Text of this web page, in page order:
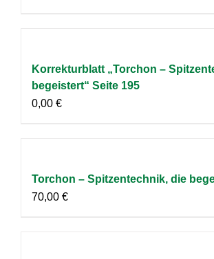
Korrekturblatt „Torchon –
begeistert“ Seite 195
0,00 €
Torchon – Spitzentechnik, die
70,00 €